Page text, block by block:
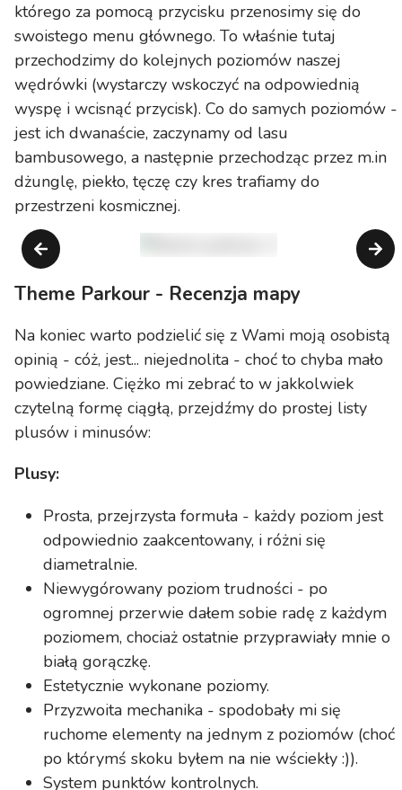
którego za pomocą przycisku przenosimy się do
swoistego menu głównego. To właśnie tutaj
przechodzimy do kolejnych poziomów naszej
wędrówki (wystarczy wskoczyć na odpowiednią
wyspę i wcisnąć przycisk). Co do samych poziomów -
jest ich dwanaście, zaczynamy od lasu
bambusowego, a następnie przechodząc przez m.in
dżunglę, piekło, tęczę czy kres trafiamy do
przestrzeni kosmicznej.
Theme Parkour - Recenzja mapy
Na koniec warto podzielić się z Wami moją osobistą
opinią - cóż, jest... niejednolita - choć to chyba mało
powiedziane. Ciężko mi zebrać to w jakkolwiek
czytelną formę ciągłą, przejdźmy do prostej listy
plusów i minusów:
Plusy:
Prosta, przejrzysta formuła - każdy poziom jest
odpowiednio zaakcentowany, i różni się
diametralnie.
Niewygórowany poziom trudności - po
ogromnej przerwie dałem sobie radę z każdym
poziomem, chociaż ostatnie przyprawiały mnie o
białą gorączkę.
Estetycznie wykonane poziomy.
Przyzwoita mechanika - spodobały mi się
ruchome elementy na jednym z poziomów (choć
po którymś skoku byłem na nie wściekły :)).
System punktów kontrolnych.